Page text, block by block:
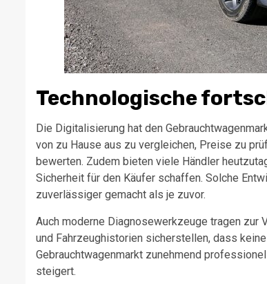
Technologische
Die Digitalisierung hat den
von zu Hause aus zu vergleichen, Preise zu
bewerten. Zudem bieten viele Händler
Sicherheit für den Käufer schaffen. Solche
zuverlässiger gemacht als je zuvor.
Auch moderne Diagnosewerkzeuge tragen
und Fahrzeughistorien sicherstellen, dass
Gebrauchtwagenmarkt zunehmend
steigert.